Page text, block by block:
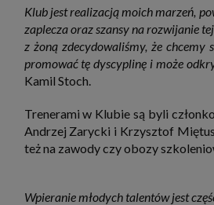
Klub jest realizacją moich marzeń,
zaplecza oraz szansy na rozwijanie
z żoną zdecydowaliśmy, że chcemy
promować tę dyscyplinę i może
Kamil Stoch.
Trenerami w Klubie są byli
Andrzej Zarycki i Krzysztof
też na zawody czy obozy
Wpieranie młodych talentów jest